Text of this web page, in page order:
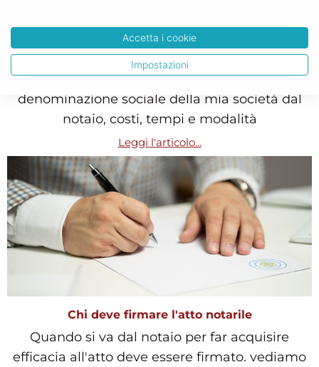
Come ho modificato la denominazione sociale
Vi spiego come ho modificato la
denominazione sociale della mia società dal
notaio, costi, tempi e modalità
Leggi l'articolo...
Chi deve firmare l'atto notarile
Quando si va dal notaio per far acquisire
efficacia all'atto deve essere firmato. vediamo
Accetta i cookie
Impostazioni